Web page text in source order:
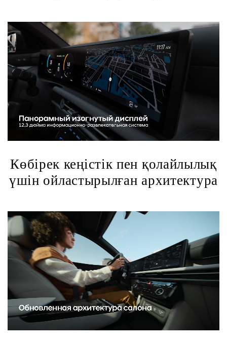
Көбірек кеңістік пен қолайлылық
үшін ойластырылған архитектура